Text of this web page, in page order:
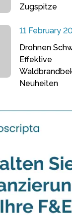
Zugspitze
11 February
Drohnen
Effektive
Neuheiten